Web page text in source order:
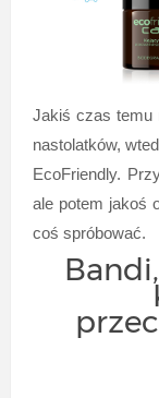
Jakiś czas temu
nastolatków,
EcoFriendly.
ale potem jakoś
coś spróbować.